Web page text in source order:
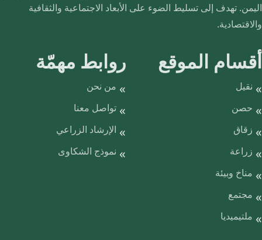
اليمن. تهدف إلى تسليط الضوء على الأبعاد الاجتماعية والثقافية
والاقتصادية.
أقسام الموقع
نقيل
حصن
زقاق
زراعة
مناخ وبيئة
مجتمع
ملتيميديا
روابط مهمّة
من نحن
تواصل معنا
الإرشاد الزراعي
نموذج الشكاوى